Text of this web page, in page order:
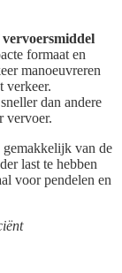
formaat en
manoeuvreren
verkeer.
dan andere
vervoer.
gemakkelijk van de
last te hebben
voor pendelen en